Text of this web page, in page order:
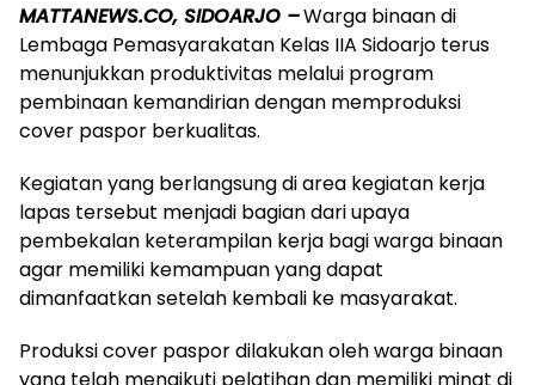
MATTANEWS.CO, SIDOARJO –Warga binaan di
Lembaga Pemasyarakatan Kelas IIA Sidoarjo terus
menunjukkan produktivitas melalui program
pembinaan kemandirian dengan memproduksi
cover paspor berkualitas.
Kegiatan yang berlangsung di area kegiatan kerja
lapas tersebut menjadi bagian dari upaya
pembekalan keterampilan kerja bagi warga binaan
agar memiliki kemampuan yang dapat
dimanfaatkan setelah kembali ke masyarakat.
Produksi cover paspor dilakukan oleh warga binaan
yang telah mengikuti pelatihan dan memiliki minat di